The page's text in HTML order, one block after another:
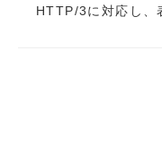
HTTP/3に対応し、